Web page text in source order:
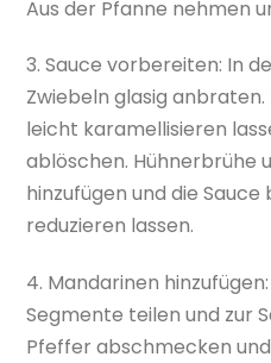
Aus der Pfanne nehmen
3. Sauce vorbereiten: In
Zwiebeln glasig
leicht karamellisieren
ablöschen. Hühnerbrühe
hinzufügen und die
reduzieren lassen.
4. Mandarinen
Segmente teilen und zur
Pfeffer abschmecken